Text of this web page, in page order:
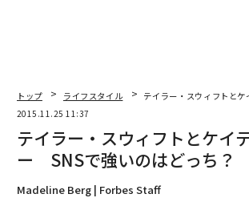
トップ ライフスタイル
テイラー・スウィフトと
2015.11.25 11:37
テイラー・スウィフトとケイ
ー SNSで強いのはどっち？
Madeline Berg | Forbes Staff